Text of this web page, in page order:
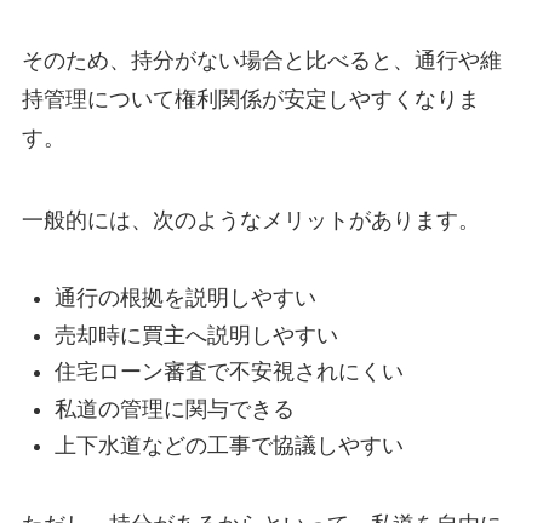
そのため、持分がない場合と比べると、通行や維
持管理について権利関係が安定しやすくなりま
す。
一般的には、次のようなメリットがあります。
通行の根拠を説明しやすい
売却時に買主へ説明しやすい
住宅ローン審査で不安視されにくい
私道の管理に関与できる
上下水道などの工事で協議しやすい